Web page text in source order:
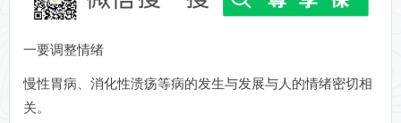
一要调整情绪
慢性胃病、消化性溃疡等病的发生与发展与人的情绪密切相
关。